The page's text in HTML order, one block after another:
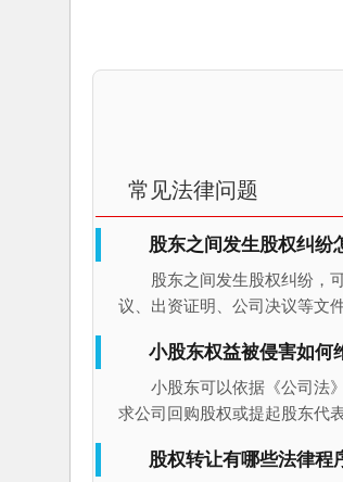
常见法律问题
股东之间发生股权纠纷
股东之间发生股权纠纷，
议、出资证明、公司决议等文
小股东权益被侵害如何
小股东可以依据《公司法
求公司回购股权或提起股东代
股权转让有哪些法律程